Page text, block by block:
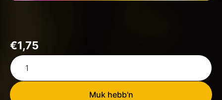
€1,75
1
Oele
Tube
aantal
Muk hebb'n